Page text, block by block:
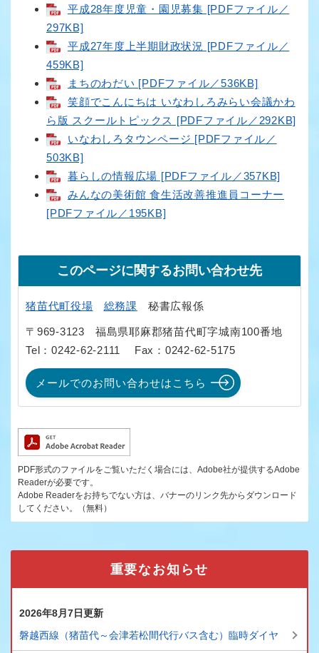
平成28年度児童・園児募集 [PDFファイル／
297KB]
平成27年度上半期財政状況 [PDFファイル／
459KB]
まちのわだい [PDFファイル／536KB]
笑顔でこんにちは いなわしろみらい会議かわ
ら版 スクールトピックス [PDFファイル／292KB]
いなわしろタウンページ [PDFファイル／
503KB]
暮らしの情報広場 [PDFファイル／357KB]
みんなの美術館 食生活改善推進員コーナー
[PDFファイル／195KB]
このページに関するお問い合わせ先
猪苗代町役場 総務課 秘書広報係
〒969-3123
福島県耶麻郡猪苗代町字城南100番地
Tel：0242-62-2111
Fax：0242-62-5175
メールでのお問い合わせはこちら
PDF形式のファイルをご覧いただく場合には、Adobe社が提供するAdobe
Readerが必要です。
Adobe Readerをお持ちでない方は、バナーのリンク先からダウンロード
してください。（無料）
重要なお知らせ
2026年8月7日更新
磐越西線（猪苗代～会津若松間代行バス含む）臨時ダイヤ